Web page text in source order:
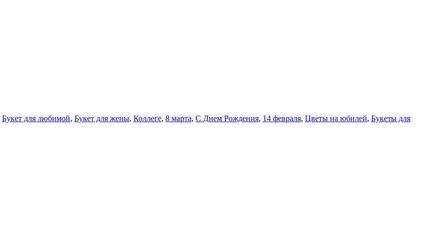
Букет для любимой, Букет для жены, Коллеге, 8 марта, С Днем Рождения, 14 февраля, Цветы на юбилей, Букеты для